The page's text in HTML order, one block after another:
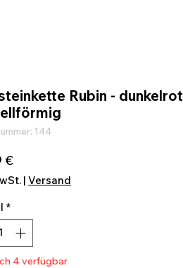
Rubin - dunkelrot
144
€Preis
| Versand
*
4 verfügbar